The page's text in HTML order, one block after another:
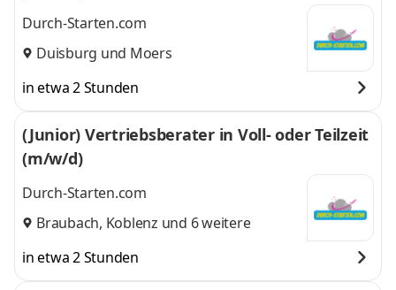
Durch-Starten.com
Duisburg und Moers
in etwa 2 Stunden
(Junior) Vertriebsberater in Voll- oder Teilzeit
(m/w/d)
Durch-Starten.com
Braubach, Koblenz und 6 weitere
in etwa 2 Stunden